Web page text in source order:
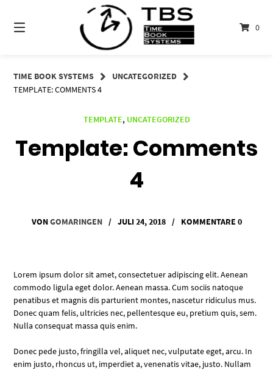
Inhalt
0
TIME BOOK SYSTEMS
UNCATEGORIZED
TEMPLATE: COMMENTS 4
TEMPLATE, UNCATEGORIZED
Template: Comments
4
VONGOMARINGEN / JULI 24, 2018 / KOMMENTARE 0
Lorem ipsum dolor sit amet, consectetuer adipiscing elit. Aenean
commodo ligula eget dolor. Aenean massa. Cum sociis natoque
penatibus et magnis dis parturient montes, nascetur ridiculus mus.
Donec quam felis, ultricies nec, pellentesque eu, pretium quis, sem.
Nulla consequat massa quis enim.
Donec pede justo, fringilla vel, aliquet nec, vulputate eget, arcu. In
enim justo, rhoncus ut, imperdiet a, venenatis vitae, justo. Nullam